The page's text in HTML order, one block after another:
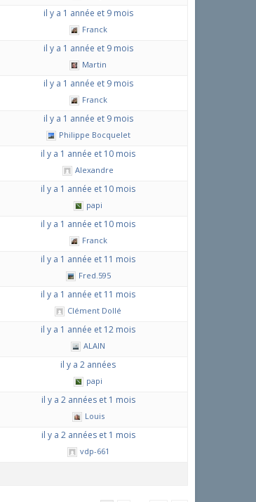
il y a 1 année et 9 mois
Franck
il y a 1 année et 9 mois
Martin
il y a 1 année et 9 mois
Franck
il y a 1 année et 9 mois
Philippe Bocquelet
il y a 1 année et 10 mois
Alexandre
il y a 1 année et 10 mois
papi
il y a 1 année et 10 mois
Franck
il y a 1 année et 11 mois
Fred.595
il y a 1 année et 11 mois
Clément Dollé
il y a 1 année et 12 mois
ALAIN
il y a 2 années
papi
il y a 2 années et 1 mois
Louis
il y a 2 années et 1 mois
vdp-661